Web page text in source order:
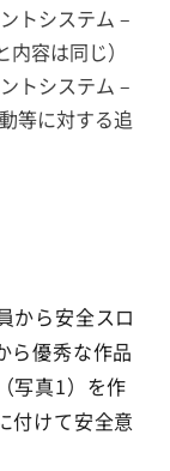
トシステム –
容は同じ）
トシステム –
等に対する追
から安全スロ
ら優秀な作品
写真1）を作
付けて安全意